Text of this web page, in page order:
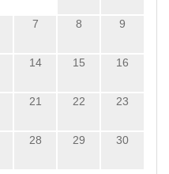
7 8 9
14 15 16
21 22 23
28 29 30